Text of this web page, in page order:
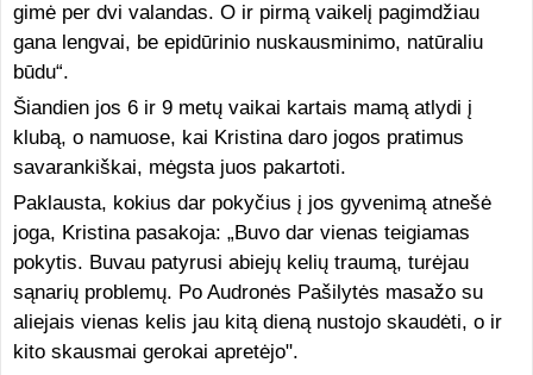
gimė per dvi valandas. O ir pirmą vaikelį pagimdžiau
gana lengvai, be epidūrinio nuskausminimo, natūraliu
būdu“.
Šiandien jos 6 ir 9 metų vaikai kartais mamą atlydi į
klubą, o namuose, kai Kristina daro jogos pratimus
savarankiškai, mėgsta juos pakartoti.
Paklausta, kokius dar pokyčius į jos gyvenimą atnešė
joga, Kristina pasakoja: „Buvo dar vienas teigiamas
pokytis. Buvau patyrusi abiejų kelių traumą, turėjau
sąnarių problemų. Po Audronės Pašilytės masažo su
aliejais vienas kelis jau kitą dieną nustojo skaudėti, o ir
kito skausmai gerokai apretėjo".